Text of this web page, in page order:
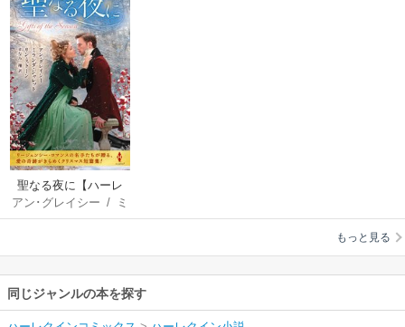
聖なる夜に【ハーレ
クイン・ヒストリカ
ル・スペシャル版】
アン･グレイシー /
ミ
ランダ･ジャレット/
み翔
もっと見る
同じジャンルの本を探す